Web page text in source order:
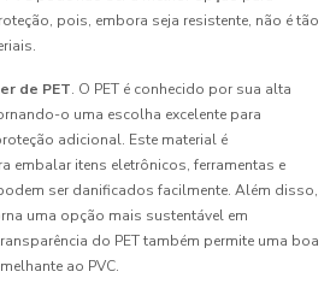
pois, embora seja resistente, não é tão
de PET. O PET é conhecido por sua alta
o uma escolha excelente para
adicional. Este material é
embalar itens eletrônicos, ferramentas e
ser danificados facilmente. Além disso,
uma opção mais sustentável em
do PET também permite uma boa
ao PVC.